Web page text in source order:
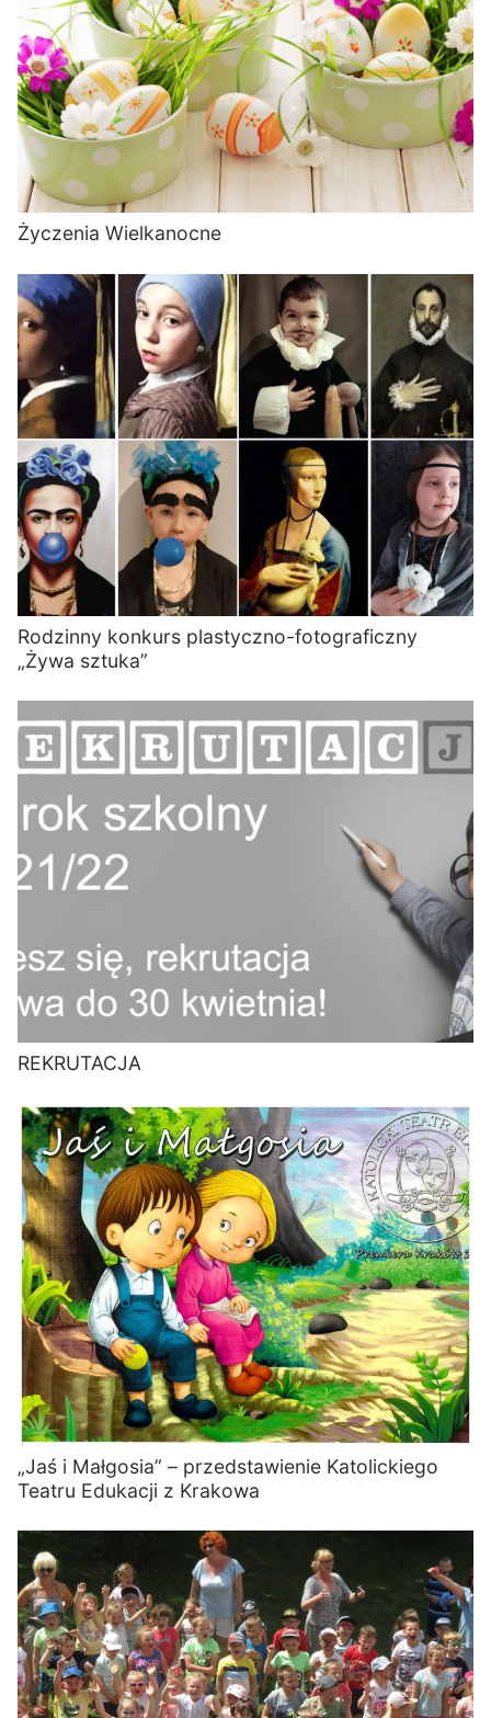
Życzenia Wielkanocne
Rodzinny konkurs plastyczno-fotograficzny
„Żywa sztuka”
REKRUTACJA
„Jaś i Małgosia” – przedstawienie Katolickiego
Teatru Edukacji z Krakowa